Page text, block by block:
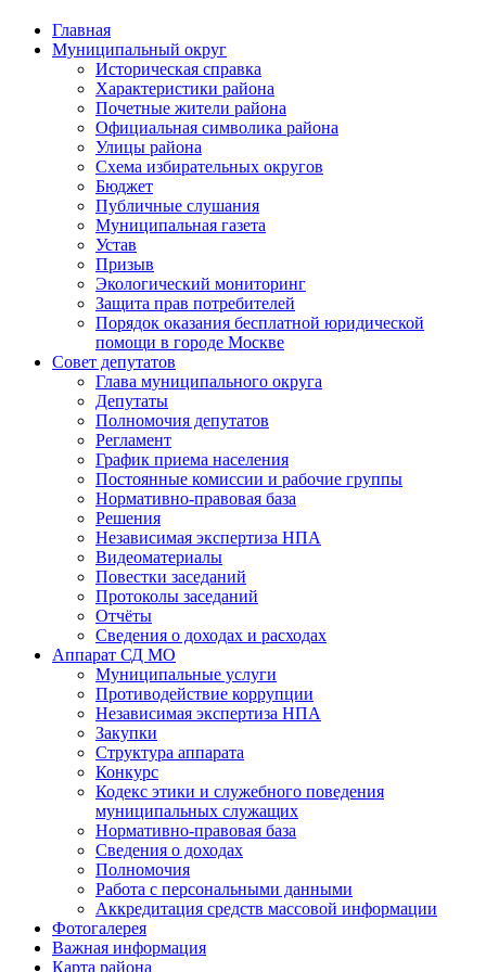
Главная
Муниципальный округ
Историческая справка
Характеристики района
Почетные жители района
Официальная символика района
Улицы района
Схема избирательных округов
Бюджет
Публичные слушания
Муниципальная газета
Устав
Призыв
Экологический мониторинг
Защита прав потребителей
Порядок оказания бесплатной юридической
помощи в городе Москве
Совет депутатов
Глава муниципального округа
Депутаты
Полномочия депутатов
Регламент
График приема населения
Постоянные комиссии и рабочие группы
Нормативно-правовая база
Решения
Независимая экспертиза НПА
Видеоматериалы
Повестки заседаний
Протоколы заседаний
Отчёты
Сведения о доходах и расходах
Аппарат СД МО
Муниципальные услуги
Противодействие коррупции
Независимая экспертиза НПА
Закупки
Структура аппарата
Конкурс
Кодекс этики и служебного поведения
муниципальных служащих
Нормативно-правовая база
Сведения о доходах
Полномочия
Работа с персональными данными
Аккредитация средств массовой информации
Фотогалерея
Важная информация
Карта района